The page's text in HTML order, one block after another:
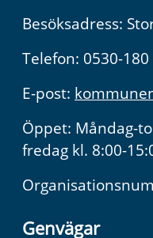
Besöksadress:
Telefon: 0530-180
E-post:
Öppet: Måndag-
fredag kl. 8:00-
Genvägar